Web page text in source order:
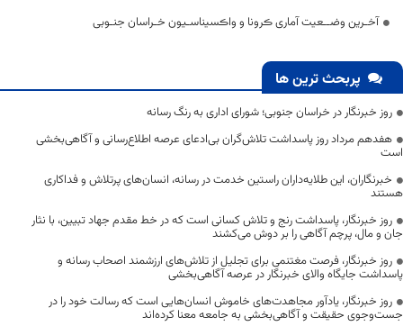
آخـرین وضــعیت آماری ڪرونا و واڪسیناسـیون خـراسان جنـوبی
پربحث ترین ها
روز خبرنگار در خراسان جنوبی؛ شورای اداری به رنگ رسانه
هفدهم مرداد روز پاسداشت تلاش‌گران بی‌ادعای عرصه اطلاع‌رسانی و آگاهی‌بخشی
است
خبرنگاران، این طلایه‌داران راستین خدمت در رسانه، انسان‌های پرتلاش و فداکاری
هستند
روز خبرنگار، پاسداشت رنج و تلاش کسانی است که در خط مقدم جهاد تبیین، با نثار
جان و مال، پرچم آگاهی را بر دوش می‌کشند
روز خبرنگار، فرصت مغتنمی برای تجلیل از تلاش‌های ارزشمند اصحاب رسانه و
پاسداشت جایگاه والای خبرنگار در عرصه آگاهی‌بخشی
روز خبرنگار، یادآور مجاهدت‌های خاموش انسان‌هایی است که رسالت خود را در
جست‌وجوی حقیقت و آگاهی‌بخشی به جامعه معنا کرده‌اند